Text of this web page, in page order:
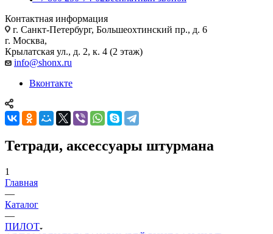
Контактная информация
г. Санкт-Петербург, Большеохтинский пр., д. 6
г. Москва,
Крылатская ул., д. 2, к. 4 (2 этаж)
info@shonx.ru
Вконтакте
Тетради, аксессуары штурмана
1
Главная
—
Каталог
—
ПИЛОТ